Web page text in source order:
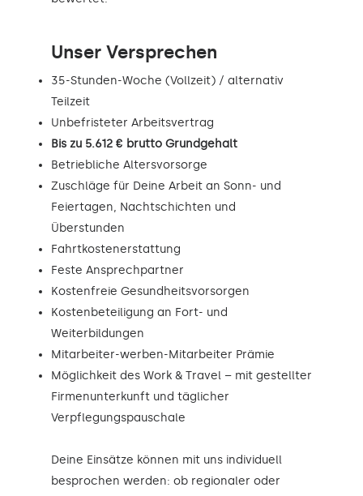
Unser Versprechen
35-Stunden-Woche (Vollzeit) / alternativ
Teilzeit
Unbefristeter Arbeitsvertrag
Bis zu 5.612 € brutto Grundgehalt
Betriebliche Altersvorsorge
Zuschläge für Deine Arbeit an Sonn- und
Feiertagen, Nachtschichten und
Überstunden
Fahrtkostenerstattung
Feste Ansprechpartner
Kostenfreie Gesundheitsvorsorgen
Kostenbeteiligung an Fort- und
Weiterbildungen
Mitarbeiter-werben-Mitarbeiter Prämie
Möglichkeit des Work & Travel – mit gestellter
Firmenunterkunft und täglicher
Verpflegungspauschale
Deine Einsätze können mit uns individuell
besprochen werden: ob regionaler oder